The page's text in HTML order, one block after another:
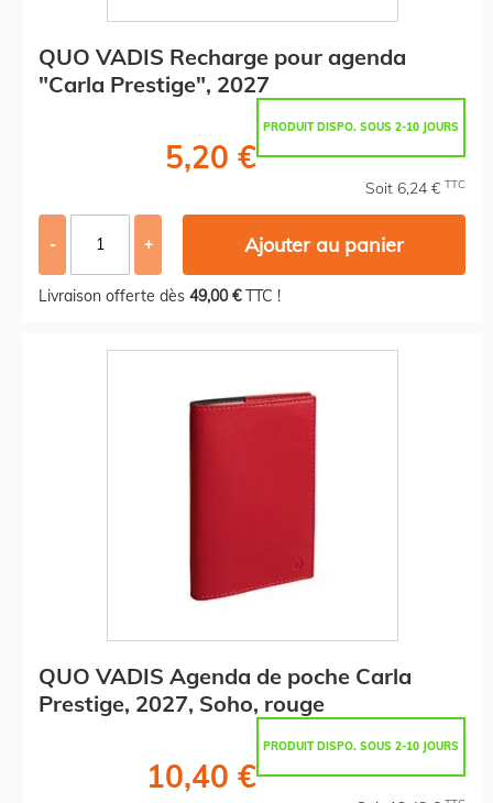
QUO VADIS Recharge pour agenda
"Carla Prestige", 2027
PRODUIT DISPO. SOUS 2-10 JOURS
5,20 €
Soit 6,24 € TTC
- + Ajouter au panier
Livraison offerte dès 49,00 €TTC !
QUO VADIS Agenda de poche Carla
Prestige, 2027, Soho, rouge
PRODUIT DISPO. SOUS 2-10 JOURS
10,40 €